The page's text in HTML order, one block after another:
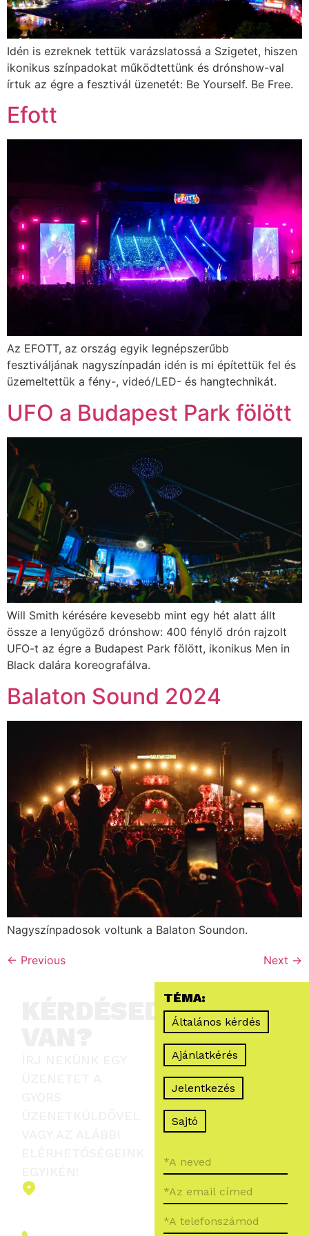
Idén is ezreknek tettük varázslatossá a Szigetet, hiszen
ikonikus színpadokat működtettünk és drónshow-val
írtuk az égre a fesztivál üzenetét: Be Yourself. Be Free.
Efott
Az EFOTT, az ország egyik legnépszerűbb
fesztiváljának nagyszínpadán idén is mi építettük fel és
üzemeltettük a fény-, videó/LED- és hangtechnikát.
UFO a Budapest Park fölött
Will Smith kérésére kevesebb mint egy hét alatt állt
össze a lenyűgöző drónshow: 400 fénylő drón rajzolt
UFO-t az égre a Budapest Park fölött, ikonikus Men in
Black dalára koreografálva.
Balaton Sound 2024
Nagyszínpadosok voltunk a Balaton Soundon.
← Previous Next →
TÉMA:
Általános kérdés
Ajánlatkérés
Jelentkezés
Sajtó